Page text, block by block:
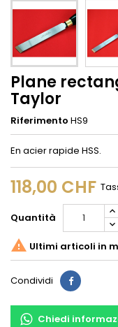
Plane
Taylor
Riferimento HS9
En acier rapide HSS.
118,00 CHF
Quantità
 Ultimi articoli in
Condividi Condividi
Chiedi